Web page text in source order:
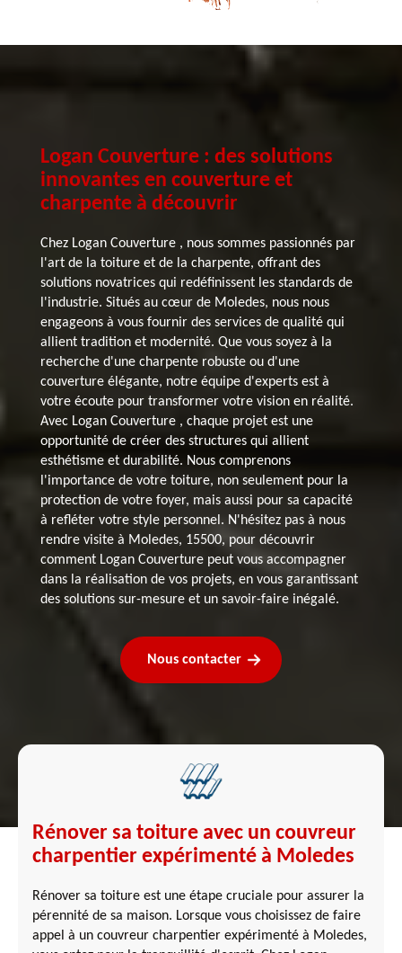
Logan Couverture : des solutions
innovantes en couverture et
charpente à découvrir
Chez Logan Couverture , nous sommes passionnés par
l'art de la toiture et de la charpente, offrant des
solutions novatrices qui redéfinissent les standards de
l'industrie. Situés au cœur de Moledes, nous nous
engageons à vous fournir des services de qualité qui
allient tradition et modernité. Que vous soyez à la
recherche d'une charpente robuste ou d'une
couverture élégante, notre équipe d'experts est à
votre écoute pour transformer votre vision en réalité.
Avec Logan Couverture , chaque projet est une
opportunité de créer des structures qui allient
esthétisme et durabilité. Nous comprenons
l'importance de votre toiture, non seulement pour la
protection de votre foyer, mais aussi pour sa capacité
à refléter votre style personnel. N'hésitez pas à nous
rendre visite à Moledes, 15500, pour découvrir
comment Logan Couverture peut vous accompagner
dans la réalisation de vos projets, en vous garantissant
des solutions sur-mesure et un savoir-faire inégalé.
Nous contacter
Rénover sa toiture avec un couvreur
charpentier expérimenté à Moledes
Rénover sa toiture est une étape cruciale pour assurer la
pérennité de sa maison. Lorsque vous choisissez de faire
appel à un couvreur charpentier expérimenté à Moledes,